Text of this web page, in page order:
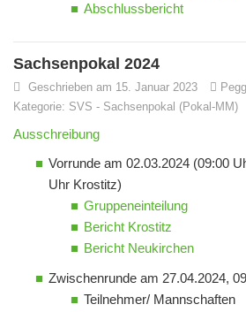
Abschlussbericht
Sachsenpokal 2024
Geschrieben am 15. Januar 2023
Kategorie: SVS - Sachsenpokal (Pokal-MM)
Ausschreibung
Vorrunde am 02.03.2024 (09:00
Uhr Krostitz)
Gruppeneinteilung
Bericht Krostitz
Bericht Neukirchen
Zwischenrunde am 27.04.2024,
Teilnehmer/ Mannschaften